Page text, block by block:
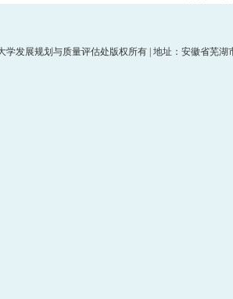
学发展规划与质量评估处版权所有 | 地址：安徽省芜湖